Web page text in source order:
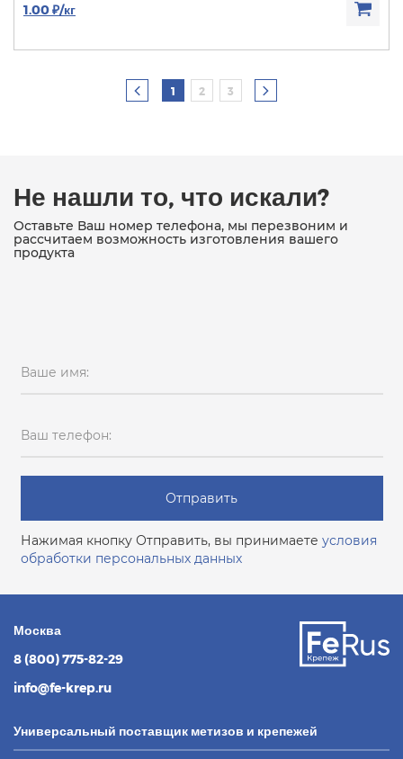
1.00 ₽/кг
1 2 3
Не нашли то, что искали?
Оставьте Ваш номер телефона, мы перезвоним и
рассчитаем возможность изготовления вашего
продукта
Ваше имя:
Ваш телефон:
Отправить
Нажимая кнопку Отправить, вы принимаете условия
обработки персональных данных
Москва
8 (800) 775-82-29
info@fe-krep.ru
Универсальный поставщик метизов и крепежей